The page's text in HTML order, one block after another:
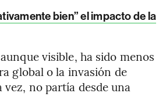
bien” el impacto de la
visible, ha sido menos
global o la invasión de
no partía desde una